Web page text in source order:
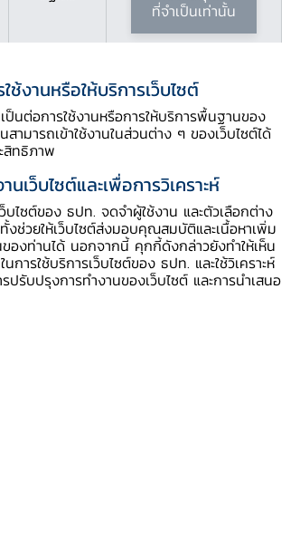
ะกอบ
ะเอียดข่าว
ถาม-คำตอบ
ดาวน์โหลดข่าว PDF
ที่จำเป็นเท่านั้น
ช้งานหรือให้บริการเว็บไซต์
ป็นต่อการใช้งานหรือการให้บริการพื้นฐานของ
ามารถเข้าใช้งานในส่วนต่าง ๆ ของเว็บไซต์ได้
สิทธิภาพ
เว็บไซต์และเพื่อการวิเคราะห์
บไซต์ของ ธปท. จดจำผู้ใช้งาน และตัวเลือกต่าง
งช่วยให้เว็บไซต์ส่งมอบคุณสมบัติและเนื้อหาเพิ่ม
ของท่านได้ นอกจากนี้ คุกกี้ดังกล่าวยังทำให้เห็น
ารใช้บริการเว็บไซต์ของ ธปท. และใช้วิเคราะห์
ปรับปรุงการทำงานของเว็บไซต์ และการนำเสนอ